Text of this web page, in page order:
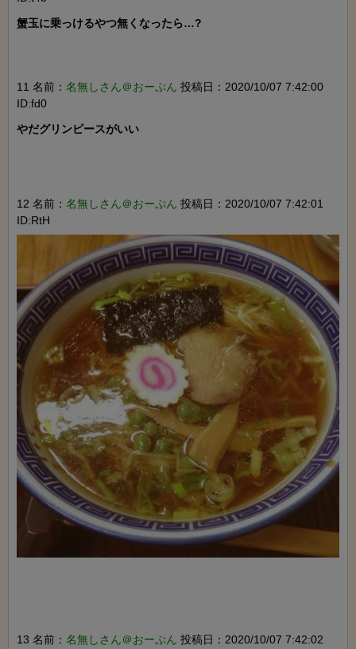
蟹玉に乗っけるやつ無くなったら…?
11 名前： 名無しさん＠おーぷん 投稿日：2020/10/07 7:42:00
ID:fd0
やだグリンピースがいい
12 名前： 名無しさん＠おーぷん 投稿日：2020/10/07 7:42:01
ID:RtH
13 名前： 名無しさん＠おーぷん 投稿日：2020/10/07 7:42:02